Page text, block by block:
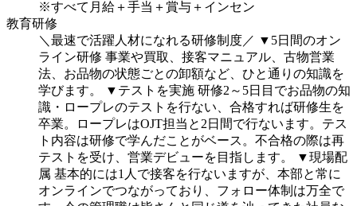
※すべて月給＋手当＋賞与＋インセン
教育研修
＼最速で活躍人材になれる研修制度／ ▼5日間のオン
ライン研修 事業や買取、接客マニュアル、古物営業
法、お品物の状態ごとの卸額など、ひと通りの知識を
学びます。
▼テストを実施 研修2～5日目でお品物の知
識・ロープレのテストを行ない、合格すれば研修生を
卒業。ロープレはOJT担当と2日間で行ないます。テス
ト内容は研修で学んだことがベース。不合格の際は再
テストを受け、営業デビューを目指します。
▼現場配
属 基本的には1人で接客を行ないますが、本部と常に
オンラインでつながっており、フォロー体制は万全で